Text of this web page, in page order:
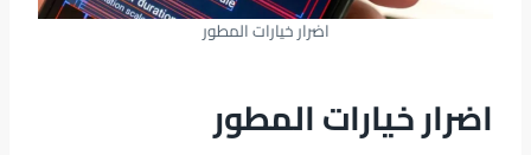
اضرار خيارات المطور
اضرار خيارات المطور